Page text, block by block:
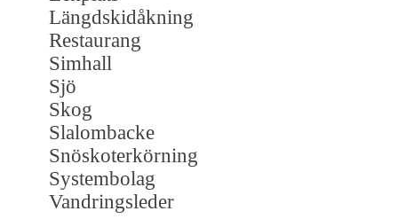
Längdskidåkning
Restaurang
Simhall
Sjö
Skog
Slalombacke
Snöskoterkörning
Systembolag
Vandringsleder